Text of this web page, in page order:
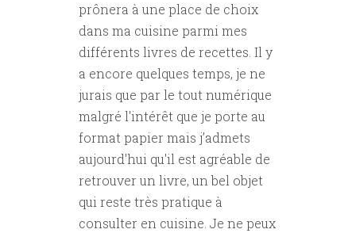
prônera à une place de choix
dans ma cuisine parmi mes
différents livres de recettes. Il y
a encore quelques temps, je ne
jurais que par le tout numérique
malgré l'intérêt que je porte au
format papier mais j’admets
aujourd'hui qu'il est agréable de
retrouver un livre, un bel objet
qui reste très pratique à
consulter en cuisine. Je ne peux